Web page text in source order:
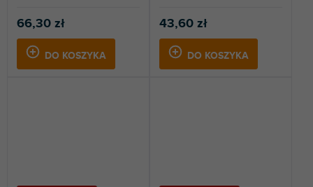
66,30 zł
DO KOSZYKA
43,60 zł
DO KOSZYKA